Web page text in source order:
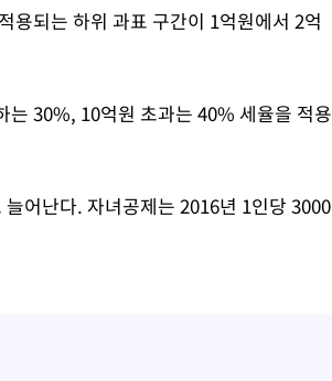
용되는 하위 과표 구간이 1억원에서 2억
30%, 10억원 초과는 40% 세율을 적용
어난다. 자녀공제는 2016년 1인당 3000